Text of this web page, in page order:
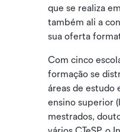
que se realiza
também ali a
sua oferta
Com cinco
formação se
áreas de estudo
ensino superior
mestrados,